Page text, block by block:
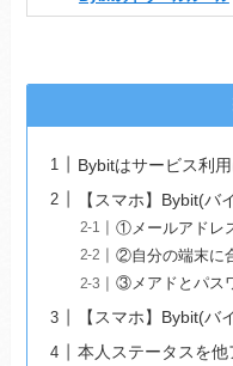
Bybitはサービス利
【スマホ】Bybit(バ
①メールアドレ
②自分の端末に
③メアドとパス
【スマホ】Bybit(バ
本人ステータスを